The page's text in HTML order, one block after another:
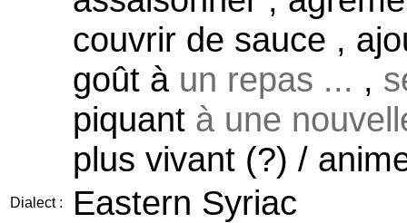
couvrir de sauce ,
goût à un repas ... ,
piquant à une
plus vivant (?) /
Dialect : Eastern Syriac